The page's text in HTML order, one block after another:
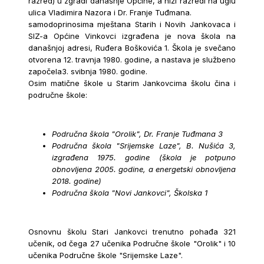
ulica Vladimira Nazora i Dr. Franje Tuđmana.
samodoprinosima mještana Starih i Novih Jankovaca i
SIZ-a Općine Vinkovci izgrađena je nova škola na
današnjoj adresi, Ruđera Boškovića 1. Škola je svečano
otvorena 12. travnja 1980. godine, a nastava je službeno
započela3. svibnja 1980. godine.
Osim matične škole u Starim Jankovcima školu čina i
područne škole:
Područna škola "Orolik", Dr. Franje Tuđmana 3
Područna škola "Srijemske Laze", B. Nušića 3,
izgrađena 1975. godine (škola je potpuno
obnovljena 2005. godine, a energetski obnovljena
2018. godine)
Područna škola "Novi Jankovci", Školska 1
Osnovnu školu Stari Jankovci trenutno pohađa 321
učenik, od čega 27 učenika Područne škole "Orolik" i 10
učenika Područne škole "Srijemske Laze".